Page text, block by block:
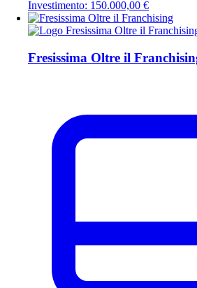
Investimento: 150.000,00 €
Fresissima Oltre il